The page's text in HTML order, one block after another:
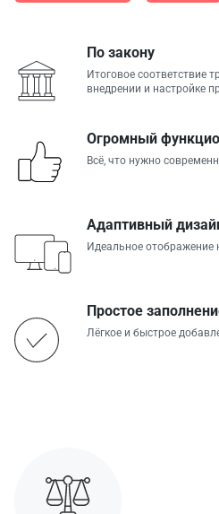
По закону
Итоговое соответствие
внедрении и настройке
Огромный
Всё, что нужно
Адаптивный
Идеальное
Простое
Лёгкое и быстрое